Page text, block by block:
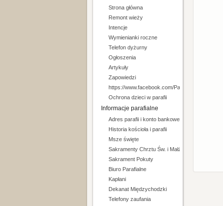
Strona główna
Remont wieży
Intencje
Wymienianki roczne
Telefon dyżurny
Ogłoszenia
Artykuły
Zapowiedzi
https://www.facebook.com/Parafia-pw-
Ochrona dzieci w parafii
Informacje parafialne
Adres parafii i konto bankowe
Historia kościoła i parafii
Msze święte
Sakramenty Chrztu Św. i Małżeństwa
Sakrament Pokuty
Biuro Parafialne
Kapłani
Dekanat Międzychodzki
Telefony zaufania